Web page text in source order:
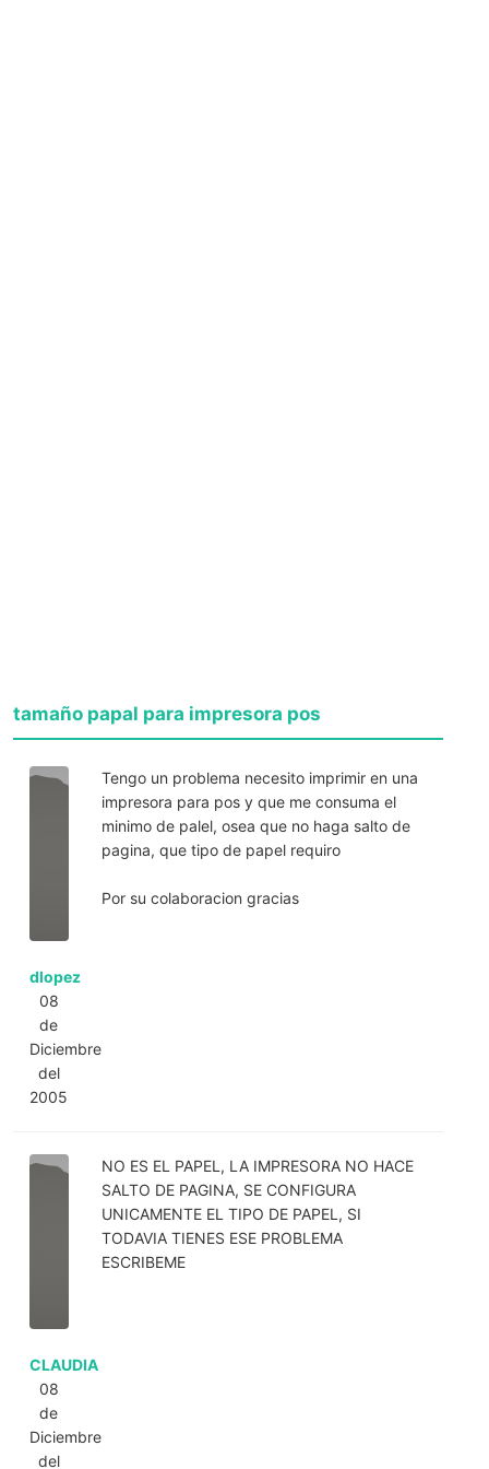
tamaño papal para impresora pos
dlopez
08
de
Diciembre
del
2005
Tengo un problema necesito imprimir en una
impresora para pos y que me consuma el
minimo de palel, osea que no haga salto de
pagina, que tipo de papel requiro
Por su colaboracion gracias
CLAUDIA
08
de
Diciembre
del
NO ES EL PAPEL, LA IMPRESORA NO HACE
SALTO DE PAGINA, SE CONFIGURA
UNICAMENTE EL TIPO DE PAPEL, SI
TODAVIA TIENES ESE PROBLEMA
ESCRIBEME